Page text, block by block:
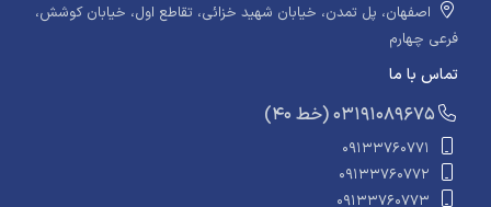
اصفهان، پل تمدن، خیابان شهید خزائی، تقاطع اول، خیابان کوشش،
فرعی چهارم
تماس با ما
​​​ (40 خط) 03191089675
09133760771
09133760772
09133760773